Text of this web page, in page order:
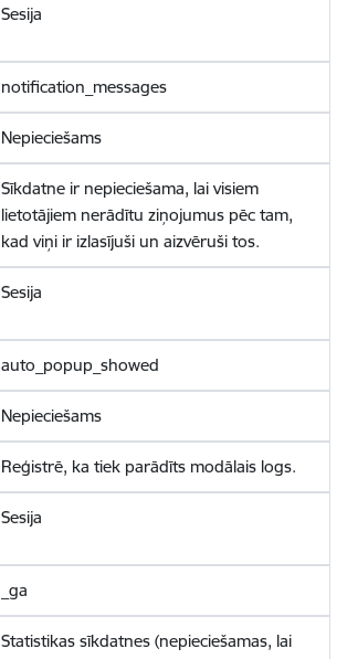
Sesija
notification_messages
Nepieciešams
Sīkdatne ir nepieciešama, lai visiem
lietotājiem nerādītu ziņojumus pēc tam,
kad viņi ir izlasījuši un aizvēruši tos.
Sesija
auto_popup_showed
Nepieciešams
Reģistrē, ka tiek parādīts modālais logs.
Sesija
_ga
Statistikas sīkdatnes (nepieciešamas, lai